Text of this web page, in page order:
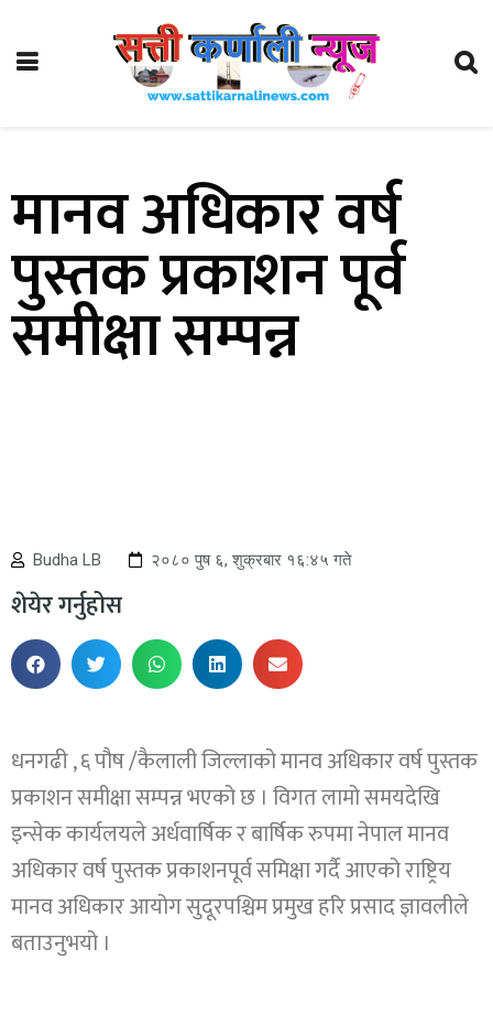
मानव अधिकार वर्ष
पुस्तक प्रकाशन पूर्व
समीक्षा सम्पन्न
Budha LB २०८० पुष ६, शुक्रबार १६:४५ गते
शेयेर गर्नुहोस
धनगढी , ६ पौष /कैलाली जिल्लाको मानव अधिकार वर्ष पुस्तक
प्रकाशन समीक्षा सम्पन्न भएको छ । विगत लामो समयदेखि
इन्सेक कार्यलयले अर्धवार्षिक र बार्षिक रुपमा नेपाल मानव
अधिकार वर्ष पुस्तक प्रकाशनपूर्व समिक्षा गर्दै आएको राष्ट्रिय
मानव अधिकार आयोग सुदूरपश्चिम प्रमुख हरि प्रसाद ज्ञावलीले
बताउनुभयो ।